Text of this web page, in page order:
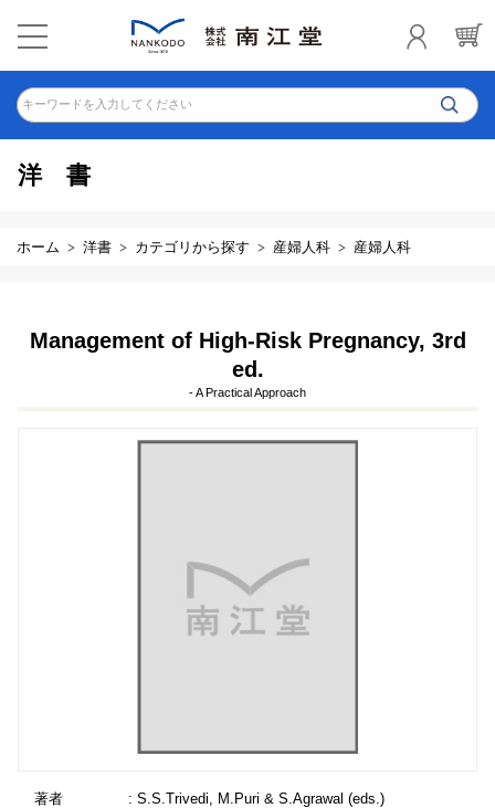
キーワードを入力してください
洋書
ホーム 洋書 カテゴリから探す 産婦人科 産婦人科
Management of High-Risk Pregnancy, 3rd
ed.
- A Practical Approach
著者
: S.S.Trivedi, M.Puri & S.Agrawal (eds.)